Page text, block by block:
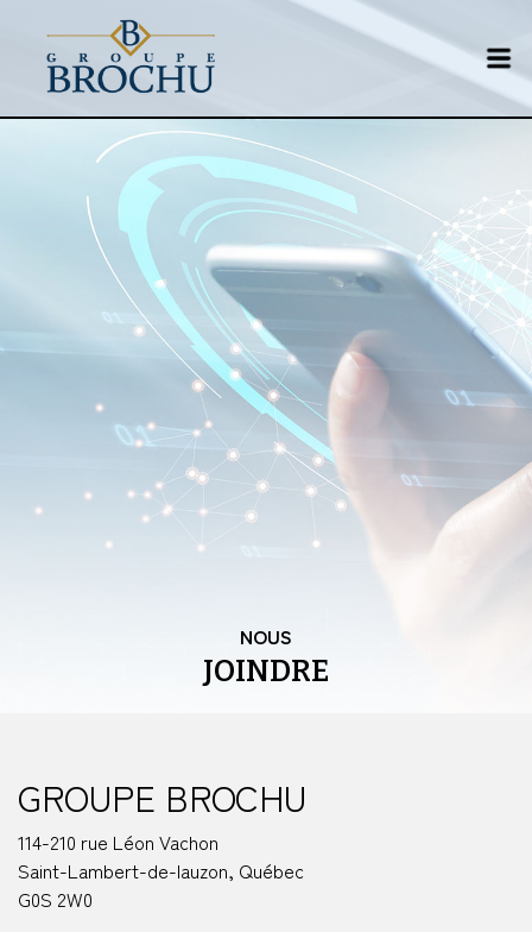
NOUS
JOINDRE
GROUPE BROCHU
114-210 rue Léon Vachon
Saint-Lambert-de-lauzon, Québec
G0S 2W0